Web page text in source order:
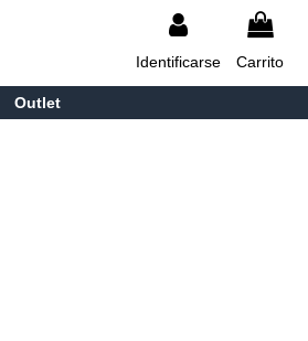
Identificarse Carrito
Outlet